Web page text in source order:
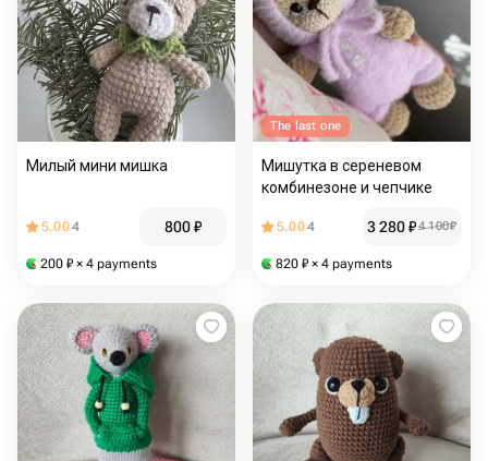
Милый мини мишка
5.004 800₽
200 ₽ × 4 payments
The last one
Мишутка в сереневом
комбинезоне и чепчике
5.004 3 280₽4 100₽
820 ₽ × 4 payments